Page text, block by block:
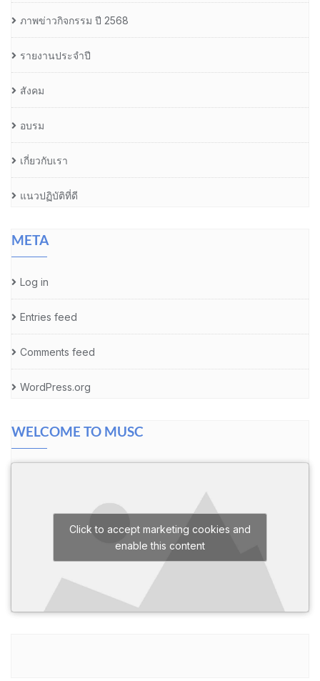
ภาพข่าวกิจกรรม ปี 2568
รายงานประจำปี
สังคม
อบรม
เกี่ยวกับเรา
แนวปฏิบัติที่ดี
META
Log in
Entries feed
Comments feed
WordPress.org
WELCOME TO MUSC
Click to accept marketing cookies and
enable this content